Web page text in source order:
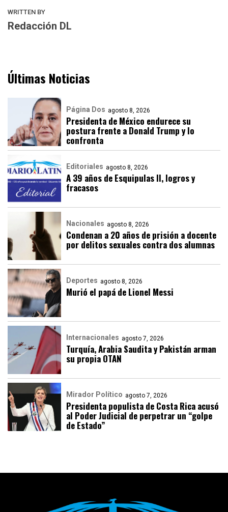
WRITTEN BY
Redacción DL
Últimas Noticias
Página Dos agosto 8, 2026
Presidenta de México endurece su
postura frente a Donald Trump y lo
confronta
Editoriales agosto 8, 2026
A 39 años de Esquipulas II, logros y
fracasos
Nacionales agosto 8, 2026
Condenan a 20 años de prisión a docente
por delitos sexuales contra dos alumnas
Deportes agosto 8, 2026
Murió el papá de Lionel Messi
Internacionales agosto 7, 2026
Turquía, Arabia Saudita y Pakistán arman
su propia OTAN
Mirador Político agosto 7, 2026
Presidenta populista de Costa Rica acusó
al Poder Judicial de perpetrar un “golpe
de Estado”